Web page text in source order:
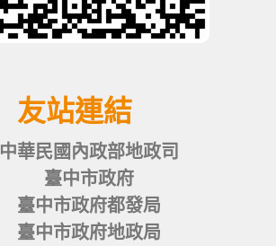
友站連結
中華民國內政部地政司
臺中市政府
臺中市政府都發局
臺中市政府地政局